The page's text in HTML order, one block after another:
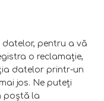
pentru a vă
o reclamaţie,
datelor printr-un
jos. Ne puteţi
poştă la